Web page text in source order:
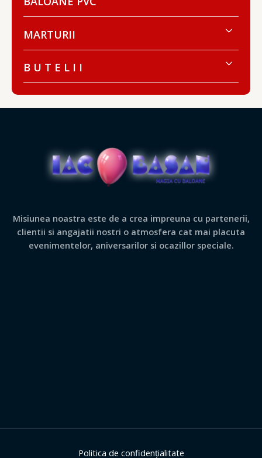
MARTURII
B U T E L I I
Misiunea noastra este de a crea impreuna cu partenerii,
clientii si angajatii nostri o atmosfera cat mai placuta
evenimentelor, aniversarilor si ocazillor speciale.
Politica de confidențialitate